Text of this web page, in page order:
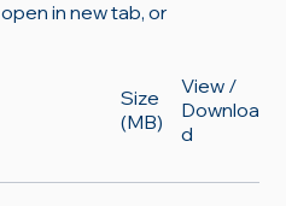
in new tab, or
View /
Downloa
d
Size
(MB)